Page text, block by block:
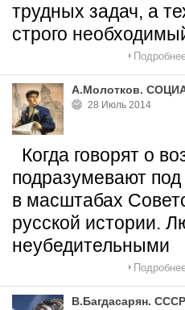
трудных задач, а
строго
А.Молотков.
28 Июль 2014
Когда говорят о
подразумевают
в масштабах
русской истории.
неубедительными
В.Багдасарян.